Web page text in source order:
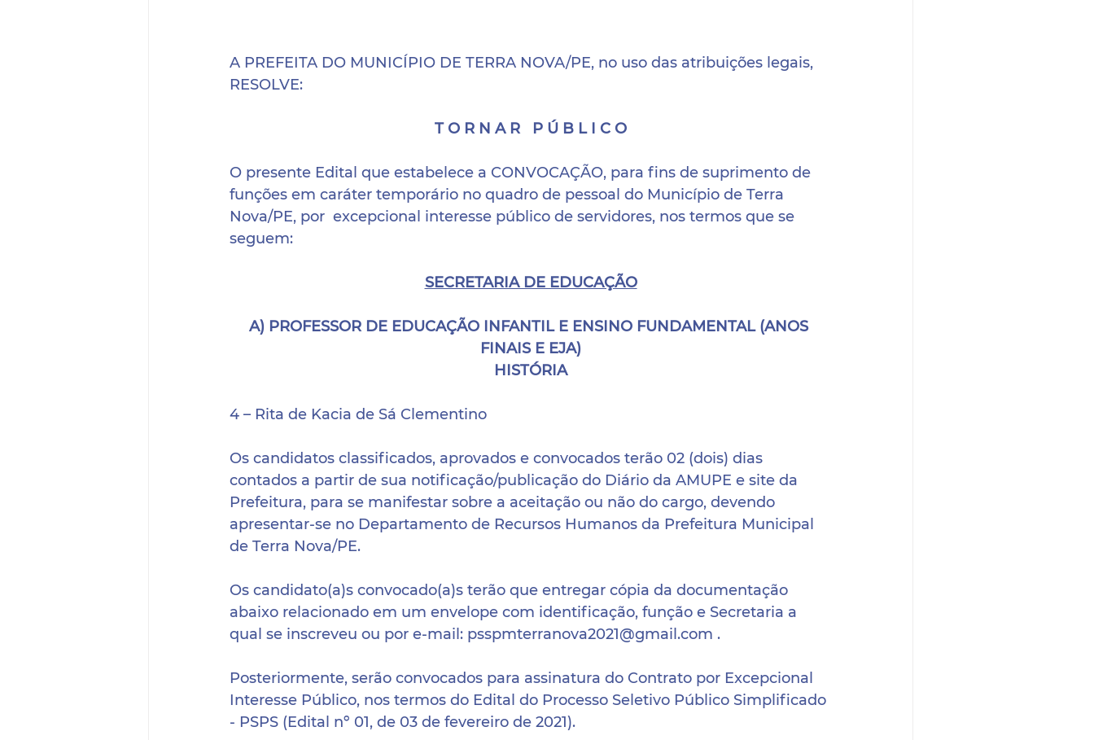
A PREFEITA DO MUNICÍPIO DE TERRA NOVA/PE, no uso das atribuições legais,
RESOLVE:
T O R N A R   P Ú B L I C O
O presente Edital que estabelece a CONVOCAÇÃO, para fins de suprimento de
funções em caráter temporário no quadro de pessoal do Município de Terra
Nova/PE, por  excepcional interesse público de servidores, nos termos que se
seguem:
SECRETARIA DE EDUCAÇÃO
A) PROFESSOR DE EDUCAÇÃO INFANTIL E ENSINO FUNDAMENTAL (ANOS
FINAIS E EJA)
HISTÓRIA
4 – Rita de Kacia de Sá Clementino
Os candidatos classificados, aprovados e convocados terão 02 (dois) dias
contados a partir de sua notificação/publicação do Diário da AMUPE e site da
Prefeitura, para se manifestar sobre a aceitação ou não do cargo, devendo
apresentar-se no Departamento de Recursos Humanos da Prefeitura Municipal
de Terra Nova/PE.
Os candidato(a)s convocado(a)s terão que entregar cópia da documentação
abaixo relacionado em um envelope com identificação, função e Secretaria a
qual se inscreveu ou por e-mail: psspmterranova2021@gmail.com .
Posteriormente, serão convocados para assinatura do Contrato por Excepcional
Interesse Público, nos termos do Edital do Processo Seletivo Público Simplificado
- PSPS (Edital nº 01, de 03 de fevereiro de 2021).